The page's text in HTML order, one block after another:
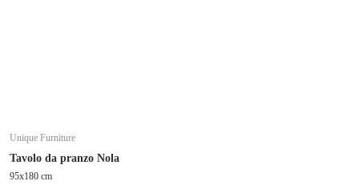
Unique Furniture
Tavolo da pranzo Nola
95x180 cm